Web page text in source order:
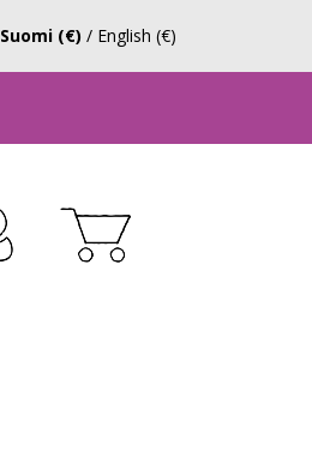
Suomi (€) / English (€)